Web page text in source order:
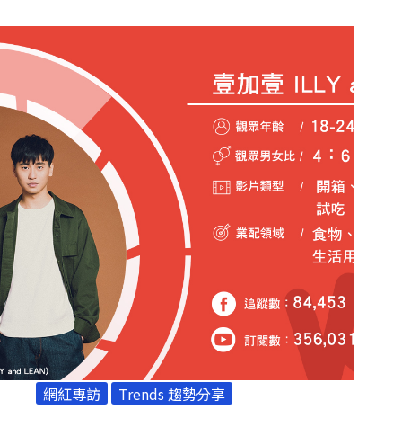
常的創意發想為主軸，紀錄生活的大小事，獨立堅強的
生活態度和療癒的聲音意外地成為她的賣點。
網紅專訪 Trends 趨勢分享